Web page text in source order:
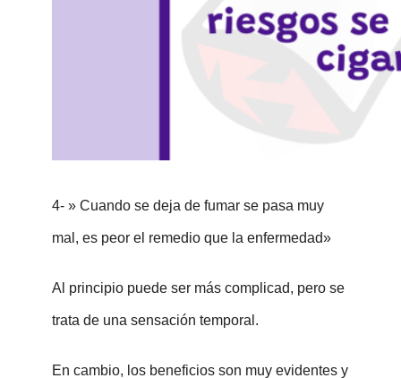
4- » Cuando se deja de fumar se pasa muy
mal, es peor el remedio que la enfermedad»
Al principio puede ser más complicad, pero se
trata de una sensación temporal.
En cambio, los beneficios son muy evidentes y